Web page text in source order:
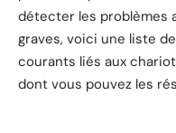
détecter les problèmes
graves, voici une liste
courants liés aux
dont vous pouvez les